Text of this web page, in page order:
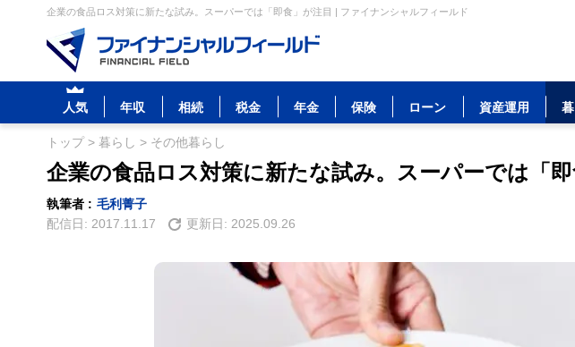
企業の食品ロス対策に新たな試み。スーパーでは「即食」が注目 | ファイナンシャルフィールド
人気 年収 相続 税金 年金 保険 ローン 資産運用
トップ> 暮らし > その他暮らし
企業の食品ロス対策に新たな試み。スーパーでは「即
執筆者 : 毛利菁子
配信日: 2017.11.17 更新日: 2025.09.26